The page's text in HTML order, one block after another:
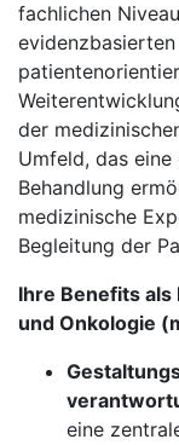
fachlichen
der
Umfeld, das
Behandlung
medizinische
Begleitung der
Ihre Benefits
und Onkologie
eine